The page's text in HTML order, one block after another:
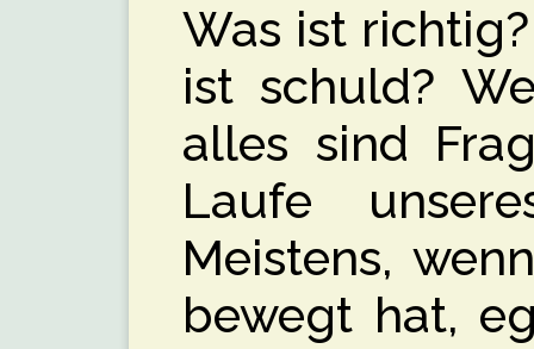
Was ist
ist schuld?
alles sind
Laufe
Meistens,
bewegt hat,